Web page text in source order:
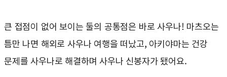
큰 접점이 없어 보이는 둘의 공통점은 바로 사우나! 마츠오는
틈만 나면 해외로 사우나 여행을 떠났고, 아키야마는 건강
문제를 사우나로 해결하며 사우나 신봉자가 됐어요.